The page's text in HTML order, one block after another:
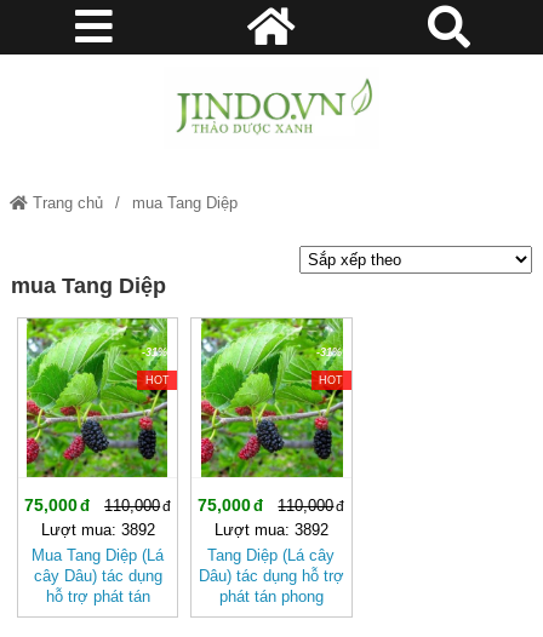
Trang chủ mua Tang Diệp
mua Tang Diệp
-31%
HOT
75,000
110,000
Lượt mua: 3892
Mua Tang Diệp (Lá
cây Dâu) tác dụng
hỗ trợ phát tán
phong nhiệt, thanh
-31%
HOT
75,000
110,000
Lượt mua: 3892
Tang Diệp (Lá cây
Dâu) tác dụng hỗ trợ
phát tán phong
nhiệt, thanh can